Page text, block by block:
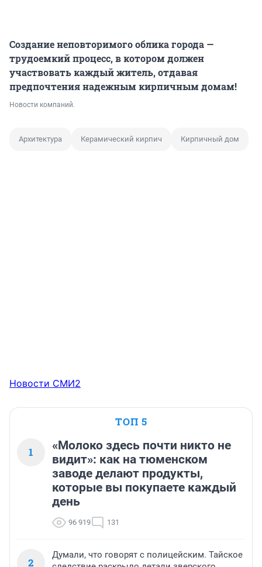
Создание неповторимого облика города —
трудоемкий процесс, в котором должен
участвовать каждый житель,отдавая
предпочтения надежным кирпичным домам!
Новости компаний.
Архитектура Керамический кирпич Кирпичный дом
Новости СМИ2
ТОП 5
1
«Молоко здесь почти никто не
видит»: как на тюменском
заводе делают продукты,
которые вы покупаете каждый
день
96 919 131
2
Думали, что говорят с полицейским. Тайское